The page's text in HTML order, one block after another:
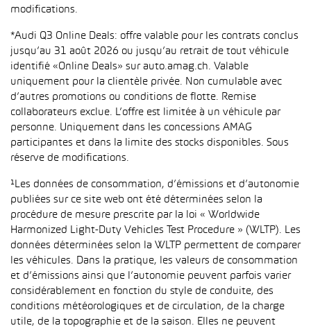
modifications.
*Audi Q3 Online Deals: offre valable pour les contrats conclus
jusqu’au 31 août 2026 ou jusqu’au retrait de tout véhicule
identifié «Online Deals» sur auto.amag.ch. Valable
uniquement pour la clientèle privée. Non cumulable avec
d’autres promotions ou conditions de flotte. Remise
collaborateurs exclue. L’offre est limitée à un véhicule par
personne. Uniquement dans les concessions AMAG
participantes et dans la limite des stocks disponibles. Sous
réserve de modifications.
¹Les données de consommation, d’émissions et d’autonomie
publiées sur ce site web ont été déterminées selon la
procédure de mesure prescrite par la loi « Worldwide
Harmonized Light-Duty Vehicles Test Procedure » (WLTP). Les
données déterminées selon la WLTP permettent de comparer
les véhicules. Dans la pratique, les valeurs de consommation
et d’émissions ainsi que l’autonomie peuvent parfois varier
considérablement en fonction du style de conduite, des
conditions météorologiques et de circulation, de la charge
utile, de la topographie et de la saison. Elles ne peuvent